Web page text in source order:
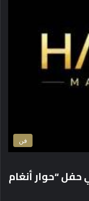
فن
حفل “حوار أنغام